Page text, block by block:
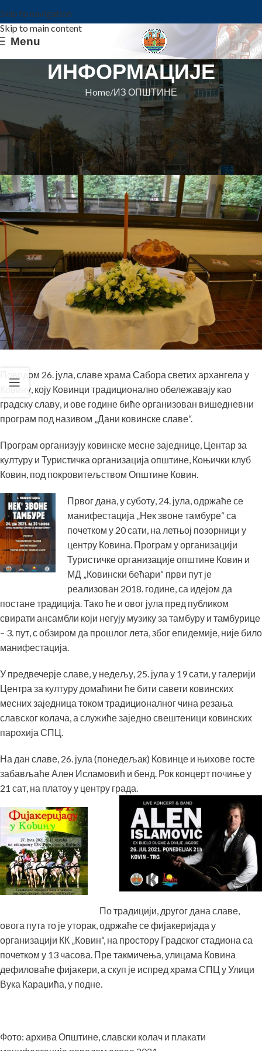
Skip to navigation
Skip to main content
Menu
ИНФОРМАЦИЈЕ
Home ИЗ ОПШТИНЕ
ИЗ ОПШТИНЕ
ДАНИ КОВИНСКЕ СЛАВЕ 24-27.
ЈУЛ
Општина Ковин On 22. jul 2021.
Поводом 26. јула, славе храма Сабора светих архангела у
Ковину, коју Ковинци традиционално обележавају као
градску славу, и ове године биће организован вишедневни
програм под називом „Дани ковинске славе“.
Програм организују ковинске месне заједнице, Центар за
културу и Туристичка организација општине, Коњички клуб
Ковин, под покровитељством Општине Ковин.
Првог дана, у суботу, 24. јула, одржаће се
манифестација „Нек звоне тамбуре“ са
почетком у 20 сати, на летњој позорници у
центру Ковина. Програм у организацији
Туристичке организације општине Ковин и
МД „Ковински бећари“ први пут је
реализован 2018. године, са идејом да
постане традиција. Тако ће и овог јула пред публиком
свирати ансамбли који негују музику за тамбуру и тамбурице
– 3. пут, с обзиром да прошлог лета, због епидемије, није било
манифестација.
У предвечерје славе, у недељу, 25. јула у 19 сати, у галерији
Центра за културу домаћини ће бити савети ковинских
месних заједница током традиционалног чина резања
славског колача, а служиће заједно свештеници ковинских
парохија СПЦ.
На дан славе, 26. јула (понедељак) Ковинце и њихове госте
забављаће Ален Исламовић и бенд. Рок концерт почиње у
21 сат, на платоу у центру града.
По традицији, другог дана славе,
овога путa то је уторак, одржаће се фијакеријада у
организацији КК „Ковин“, на простору Градског стадиона са
почетком у 13 часова. Пре такмичења, улицама Ковина
дефиловаће фијакери, а скуп је испред храма СПЦ у Улици
Вука Караџића, у подне.
Фото: архива Општине, славски колач и плакати